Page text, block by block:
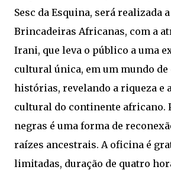
Sesc da Esquina, será realizada
Brincadeiras Africanas, com a
Irani, que leva o público a uma
cultural única, em um mundo
histórias, revelando a riqueza e
cultural do continente africano.
negras é uma forma de
raízes ancestrais. A oficina é
limitadas, duração de quatro